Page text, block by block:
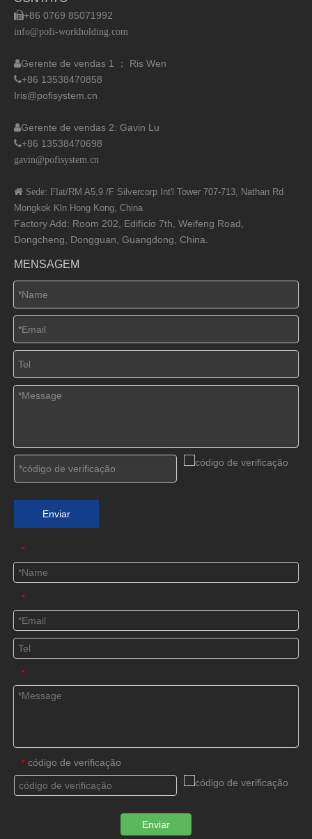
+86 0769 85071992
info@pofi-workholding.com
Gerente de vendas 1 ： Ris Wen
+86 13538470858
Iris@pofisystem.cn
Gerente de vendas 2: Gavin Lu
+86 13538470698
gavin@pofisystem.cn
 Sede: Flat/RM A5,9 /F Silvercorp Int'l Tower 707-713, Nathan Rd
Mongkok Kln Hong Kong, China
Factory Add: Room 202, Edifício 7th, Weifeng Road,
Dongcheng, Dongguan, Guangdong, China.
MENSAGEM
Enviar
*
*
*
* código de verificação
Enviar